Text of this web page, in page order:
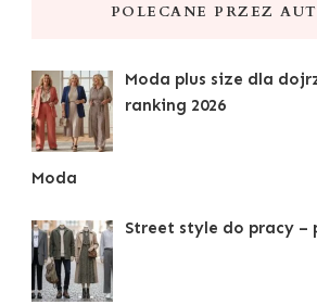
POLECANE PRZEZ
Moda plus size dla
ranking 2026
Moda
Street style do pracy –